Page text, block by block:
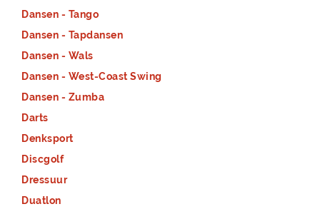
Dansen - Tango
Dansen - Tapdansen
Dansen - Wals
Dansen - West-Coast Swing
Dansen - Zumba
Darts
Denksport
Discgolf
Dressuur
Duatlon